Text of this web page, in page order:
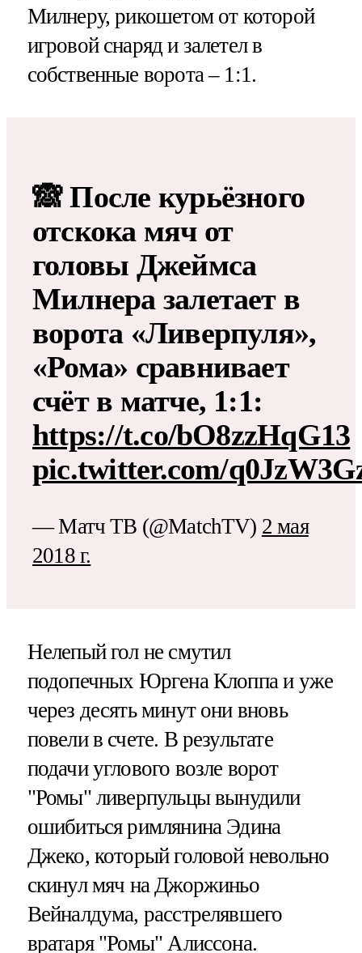
Милнеру, рикошетом от которой
игровой снаряд и залетел в
собственные ворота – 1:1.
🙈 После курьёзного
отскока мяч от
головы Джеймса
Милнера залетает в
ворота «Ливерпуля»,
«Рома» сравнивает
счёт в матче, 1:1:
https://t.co/bO8zzHqG13
pic.twitter.com/
— Матч ТВ (@MatchTV) 2 мая
2018 г.
Нелепый гол не смутил
подопечных Юргена Клоппа и уже
через десять минут они вновь
повели в счете. В результате
подачи углового возле ворот
"Ромы" ливерпульцы вынудили
ошибиться римлянина Эдина
Джеко, который головой невольно
скинул мяч на Джоржиньо
Вейналдума, расстрелявшего
вратаря "Ромы" Алиссона.